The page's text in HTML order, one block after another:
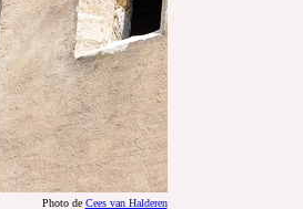
Photo de Cees van Halderen